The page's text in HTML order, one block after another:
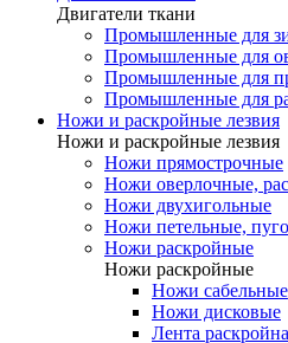
Двигатели ткани
Промышленные для
Промышленные для
Промышленные для
Промышленные для
Ножи и раскройные лезвия
Ножи и раскройные лезвия
Ножи прямострочные
Ножи оверлочные,
Ножи двухигольные
Ножи петельные,
Ножи раскройные
Ножи раскройные
Ножи сабельные
Ножи дисковые
Лента